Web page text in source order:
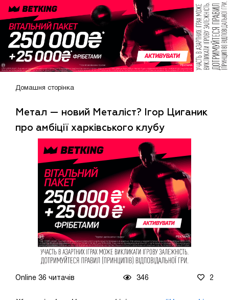
Домашня сторінка
Метал — новий Металіст? Ігор Циганик
про амбіції харківського клубу
Online 36 читачів 346 2